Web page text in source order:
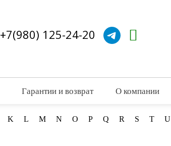
+7(980) 125-24-20
Гарантии и возврат О компании
K L M N O P Q R S T U